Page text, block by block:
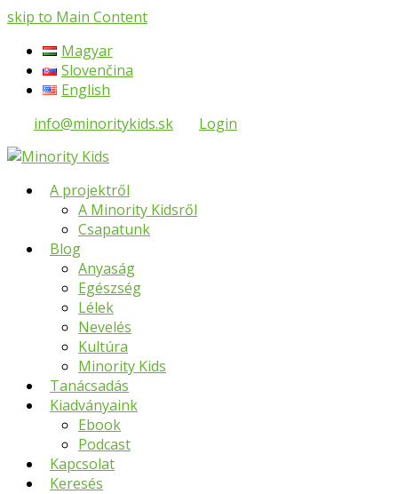
skip to Main Content
Magyar
Slovenčina
English
info@minoritykids.sk
Login
A projektről
A Minority Kidsről
Csapatunk
Blog
Anyaság
Egészség
Lélek
Nevelés
Kultúra
Minority Kids
Tanácsadás
Kiadványaink
Ebook
Podcast
Kapcsolat
Keresés